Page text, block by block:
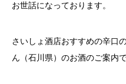
お世話になっております。
さいしょ酒店おすすめの辛口
ん（石川県）のお酒のご案内で